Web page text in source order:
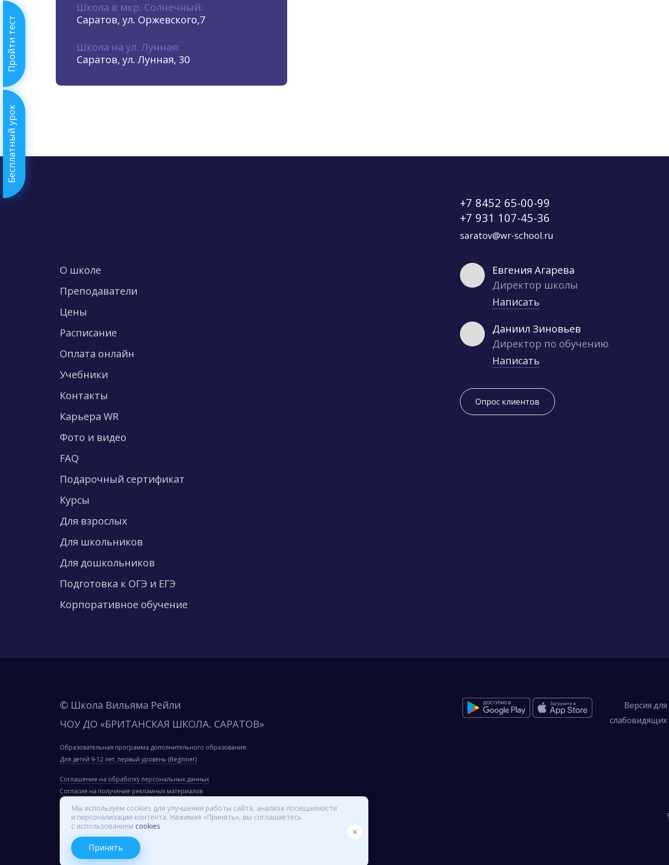
Бесплатный урок
Пройти тест
Школа в мкр. Солнечный:
Саратов, ул. Оржевского,7
Школа на ул. Лунная:
Саратов, ул. Лунная, 30
+7 8452 65-00-99
+7 931 107-45-36
saratov@wr-school.ru
О школе
Преподаватели
Цены
Расписание
Оплата онлайн
Учебники
Контакты
Карьера WR
Фото и видео
FAQ
Подарочный сертификат
Курсы
Для взрослых
Для школьников
Для дошкольников
Подготовка к ОГЭ и ЕГЭ
Корпоративное обучение
Евгения Агарева
Директор школы
Написать
Даниил Зиновьев
Директор по обучению
Написать
Опрос клиентов
© Школа Вильяма Рейли
ЧОУ ДО «БРИТАНСКАЯ ШКОЛА. САРАТОВ»
Образовательная программа дополнительного образования:
Для детей 9-12 лет, первый уровень (Beginner)
Соглашение на обработку персональных данных
Согласие на получение рекламных материалов
Сведения об образовательной организации
Вход для сотрудников
Версия для
слабовидящих
Мы используем cookies для улучшения работы сайта, анализа посещаемости
и персонализации контента. Нажимая «Принять», вы соглашаетесь
с использованием cookies.
Принять
×